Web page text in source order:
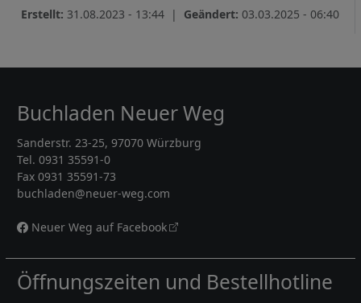
Erstellt: 31.08.2023 - 13:44 | Geändert: 03.03.2025 - 06:40
Buchladen Neuer Weg
Sanderstr. 23-25, 97070 Würzburg
Tel. 0931 35591-0
Fax 0931 35591-73
buchladen@neuer-weg.com
Neuer Weg auf Facebook
Öffnungszeiten und Bestellhotline